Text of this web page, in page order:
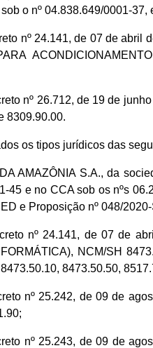
o nº 04.838.649/0001-
nº 24.141, de 07 de
nº 26.712, de 19 de
8309.90.00.
os tipos jurídicos das
AMAZÔNIA S.A., da
45 e no CCA sob os nºs
e Proposição nº 048/
nº 24.141, de 07 de
NCM/SH
8473.50.50,
nº 25.242, de 09 de
nº 25.243, de 09 de